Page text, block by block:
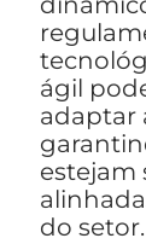
ágil
adaptar
estejam
do setor.